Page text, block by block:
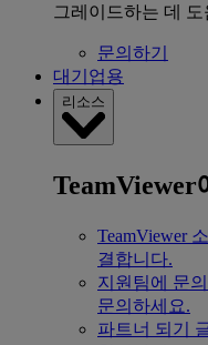
그레이드하는 데
문의하기
대기업용
리소스
TeamViewer
TeamViewer
결합니다.
지원팀에 문의
문의하세요.
파트너 되기